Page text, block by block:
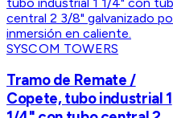
SYSCOM TOWERS
Tramo de Remate /
Copete, tubo industrial 1